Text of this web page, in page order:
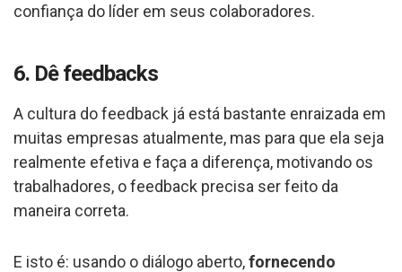
confiança do líder em seus colaboradores.
6. Dê feedbacks
A cultura do feedback já está bastante enraizada em
muitas empresas atualmente, mas para que ela seja
realmente efetiva e faça a diferença, motivando os
trabalhadores, o feedback precisa ser feito da
maneira correta.
E isto é: usando o diálogo aberto,fornecendo